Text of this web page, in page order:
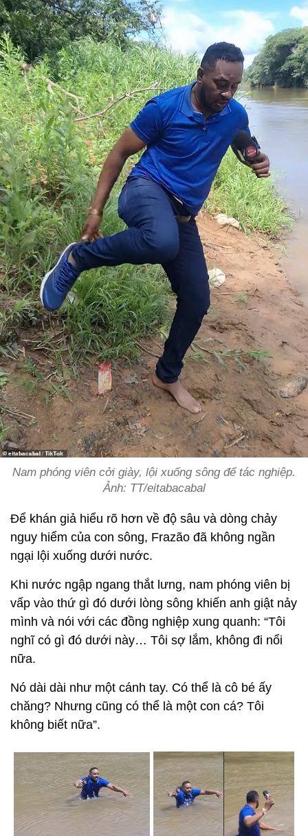
Nam phóng viên cởi giày, lội xuống sông để tác nghiệp.
Ảnh: TT/eitabacabal
Để khán giả hiểu rõ hơn về độ sâu và dòng chảy
nguy hiểm của con sông, Frazão đã không ngần
ngại lội xuống dưới nước.
Khi nước ngập ngang thắt lưng, nam phóng viên bị
vấp vào thứ gì đó dưới lòng sông khiến anh giật nảy
mình và nói với các đồng nghiệp xung quanh: “Tôi
nghĩ có gì đó dưới này… Tôi sợ lắm, không đi nổi
nữa.
Nó dài dài như một cánh tay. Có thể là cô bé ấy
chăng? Nhưng cũng có thể là một con cá? Tôi
không biết nữa”.